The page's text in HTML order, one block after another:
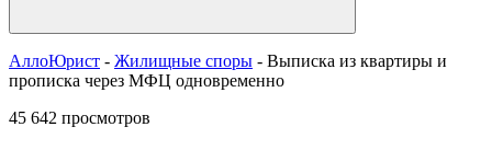
АллоЮрист - Жилищные споры - Выписка из квартиры и
прописка через МФЦ одновременно
45 642 просмотров